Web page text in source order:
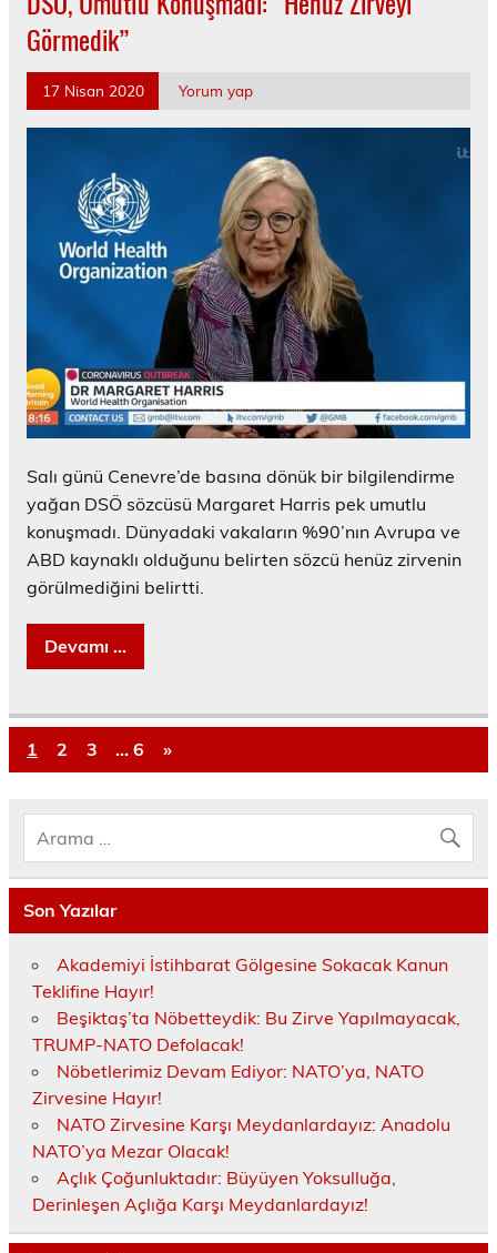
Görmedik”
17 Nisan 2020 Yorum yap
Salı günü Cenevre’de basına dönük bir bilgilendirme
yağan DSÖ sözcüsü Margaret Harris pek umutlu
konuşmadı. Dünyadaki vakaların %90’nın Avrupa ve
ABD kaynaklı olduğunu belirten sözcü henüz zirvenin
görülmediğini belirtti.
Devamı ...
1 2 3 … 6 »
Son Yazılar
Akademiyi İstihbarat Gölgesine Sokacak Kanun
Teklifine Hayır!
Beşiktaş’ta Nöbetteydik: Bu Zirve Yapılmayacak,
TRUMP-NATO Defolacak!
Nöbetlerimiz Devam Ediyor: NATO’ya, NATO
Zirvesine Hayır!
NATO Zirvesine Karşı Meydanlardayız: Anadolu
NATO’ya Mezar Olacak!
Açlık Çoğunluktadır: Büyüyen Yoksulluğa,
Derinleşen Açlığa Karşı Meydanlardayız!